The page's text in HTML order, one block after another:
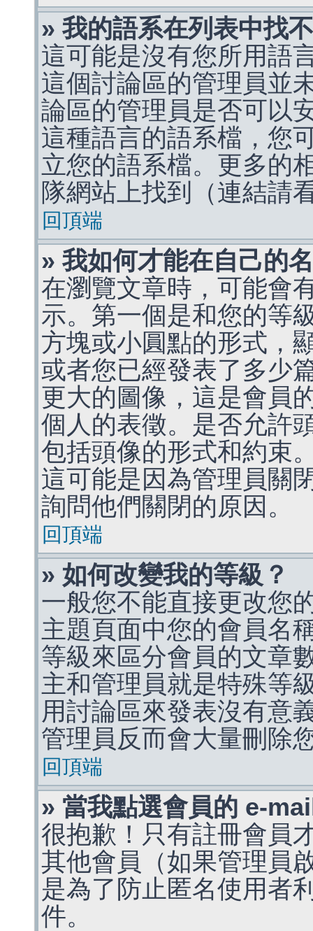
» 我的語系在列表中找
這可能是沒有您所用語
這個討論區的管理員並
論區的管理員是否可以
這種語言的語系檔，您
立您的語系檔。更多的
隊網站上找到（連結請
回頂端
» 我如何才能在自己的
在瀏覽文章時，可能會
示。第一個是和您的等
方塊或小圓點的形式，
或者您已經發表了多少
更大的圖像，這是會員
個人的表徵。是否允許
包括頭像的形式和約束
這可能是因為管理員關
詢問他們關閉的原因。
回頂端
» 如何改變我的等級？
一般您不能直接更改您
主題頁面中您的會員名
等級來區分會員的文章
主和管理員就是特殊等
用討論區來發表沒有意
管理員反而會大量刪除
回頂端
» 當我點選會員的 e-
很抱歉！只有註冊會員
其他會員（如果管理員
是為了防止匿名使用者
件。